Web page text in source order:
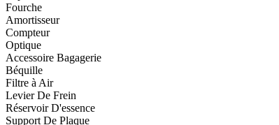
Fourche
Amortisseur
Compteur
Optique
Accessoire Bagagerie
Béquille
Filtre à Air
Levier De Frein
Réservoir D'essence
Support De Plaque